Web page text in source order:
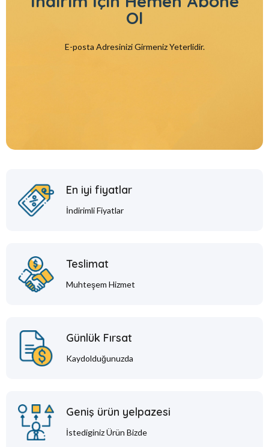
Ol
E-posta Adresinizi Girmeniz Yeterlidir.
En iyi fiyatlar
İndirimli Fiyatlar
Teslimat
Muhteşem Hizmet
Günlük Fırsat
Kaydolduğunuzda
Geniş ürün yelpazesi
İstediginiz Ürün Bizde